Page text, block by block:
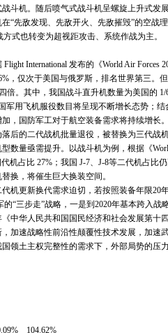
斗机。随后喷气式战斗机呈螺旋上升式发
“先敌发现、先敌开火、先敌摧毁”的空战
式也转变为超视距攻击、系统作战为主。
International 发布的《World Air Forces
，仅次于美国与俄罗斯，排名世界第三。
倍。其中，我国战斗直升机数量为美国的
军用飞机服役数目将呈现不断增长态势；
，国防军工对于航空装备需求将持续增长
后的二代战机批量退役，被替换为三代战
数量亟需提升。以战斗机为例，根据《
机占比 27%；我国 J-7、J-8等二代机占比
换，将催生巨大换装空间。
更新换代需求迫切，若按照装备年限20
“三步走”战略，一是到2020年基本跨入
中华人民共和国国民经济和社会发展第十
加速战略性前沿性颠覆性技术发展，加速
领土主权完整性的需求下，外部局势的压
104.62%